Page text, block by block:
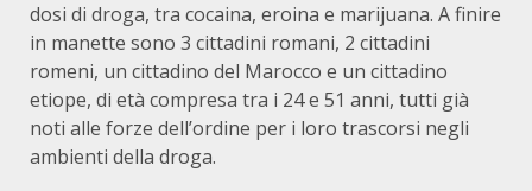
dosi di droga, tra cocaina, eroina e marijuana. A finire
in manette sono 3 cittadini romani, 2 cittadini
romeni, un cittadino del Marocco e un cittadino
etiope, di età compresa tra i 24 e 51 anni, tutti già
noti alle forze dell’ordine per i loro trascorsi negli
ambienti della droga.